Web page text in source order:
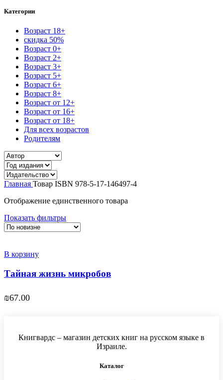
Категории
Возраст 18+
скидка 50%
Возраст 0+
Возраст 2+
Возраст 3+
Возраст 5+
Возраст 6+
Возраст 8+
Возраст от 12+
Возраст от 16+
Возраст от 18+
Для всех возрастов
Родителям
Главная Товар ISBN 978-5-17-146497-4
Отображение единственного товара
Показать фильтры
В корзину
Тайная жизнь микробов
₪67.00
Книгвардс – магазин детских книг на русском языке в
Израиле.
Каталог